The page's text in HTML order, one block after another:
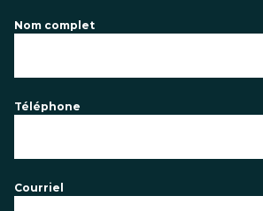
Nom complet
Téléphone
Courriel